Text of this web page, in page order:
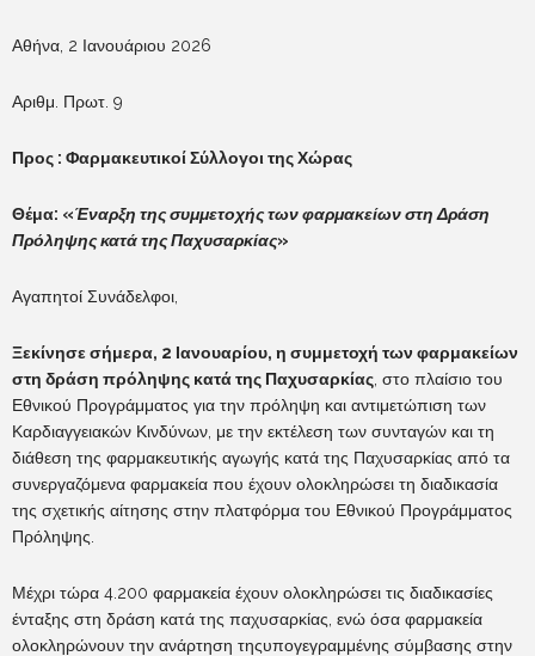
Αθήνα, 2 Ιανουάριου 2026
Αριθμ. Πρωτ. 9
Προς : Φαρμακευτικοί Σύλλογοι της Χώρας
Θέμα: «Έναρξη της συμμετοχής των φαρμακείων στη Δράση
Πρόληψης κατά της Παχυσαρκίας»
Αγαπητοί Συνάδελφοι,
Ξεκίνησε σήμερα, 2 Ιανουαρίου, η συμμετοχή των φαρμακείων
στη δράση πρόληψης κατά της Παχυσαρκίας , στο πλαίσιο του
Εθνικού Προγράμματος για την πρόληψη και αντιμετώπιση των
Καρδιαγγειακών Κινδύνων, με την εκτέλεση των συνταγών και τη
διάθεση της φαρμακευτικής αγωγής κατά της Παχυσαρκίας από τα
συνεργαζόμενα φαρμακεία που έχουν ολοκληρώσει τη διαδικασία
της σχετικής αίτησης στην πλατφόρμα του Εθνικού Προγράμματος
Πρόληψης.
Μέχρι τώρα 4.200 φαρμακεία έχουν ολοκληρώσει τις διαδικασίες
ένταξης στη δράση κατά της παχυσαρκίας, ενώ όσα φαρμακεία
ολοκληρώνουν την ανάρτηση τηςυπογεγραμμένης σύμβασης στην